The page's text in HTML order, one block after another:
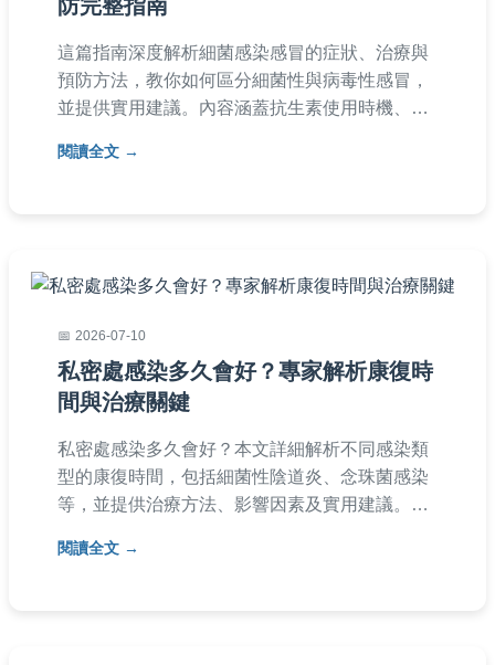
防完整指南
這篇指南深度解析細菌感染感冒的症狀、治療與
預防方法，教你如何區分細菌性與病毒性感冒，
並提供實用建議。內容涵蓋抗生素使用時機、家
閱讀全文
2026-07-10
私密處感染多久會好？專家解析康復時
間與治療關鍵
私密處感染多久會好？本文詳細解析不同感染類
型的康復時間，包括細菌性陰道炎、念珠菌感染
等，並提供治療方法、影響因素及實用建議。幫
有相關疑問。
閱讀全文